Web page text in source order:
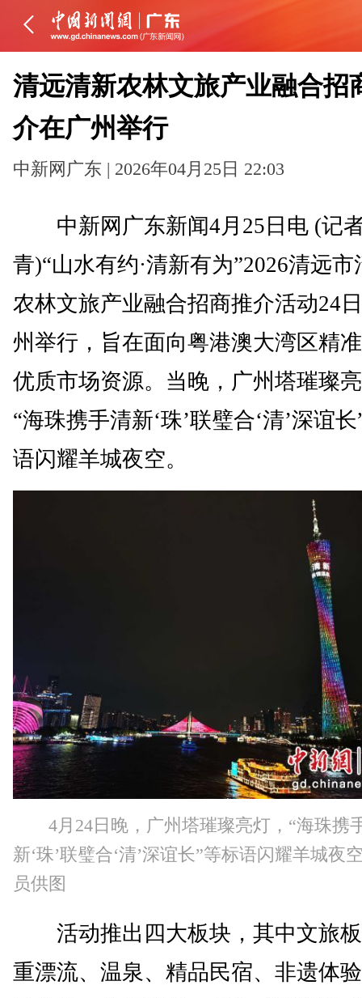
清远清新农林文旅产业融合招
介在广州举行
中新网广东 | 2026年04月25日 22:03
中新网广东新闻4月25日电 (记
青)“山水有约·清新有为”2026清远市
农林文旅产业融合招商推介活动24
州举行，旨在面向粤港澳大湾区精
优质市场资源。当晚，广州塔璀璨
“海珠携手清新‘珠’联璧合‘清’深谊
语闪耀羊城夜空。
4月24日晚，广州塔璀璨亮灯，“海珠携
新‘珠’联璧合‘清’深谊长”等标语闪耀羊城夜
员供图
活动推出四大板块，其中文旅
重漂流、温泉、精品民宿、非遗体